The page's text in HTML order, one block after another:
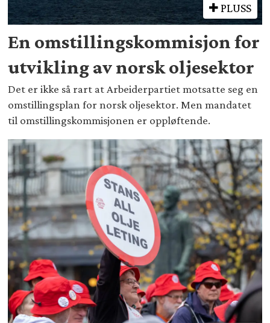
PLUSS
En omstillingskommisjon for
utvikling av norsk oljesektor
Det er ikke så rart at Arbeiderpartiet motsatte seg en
omstillingsplan for norsk oljesektor. Men mandatet
til omstillingskommisjonen er oppløftende.